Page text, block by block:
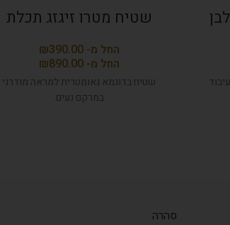
עיבוד
שטיח מטרו זיגזג תכלת
₪
₪
שטיח בדוגמא גאומטרית למראה מודרני
במרקם נעים.
סהרה